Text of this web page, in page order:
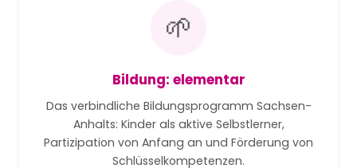
🌱
Bildung: elementar
Das verbindliche Bildungsprogramm Sachsen-
Anhalts: Kinder als aktive Selbstlerner,
Partizipation von Anfang an und Förderung von
Schlüsselkompetenzen.